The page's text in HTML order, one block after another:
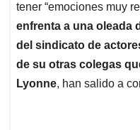
tener “emociones muy
enfrenta a una oleada
del sindicato de
de su otras colegas
Lyonne, han salido a